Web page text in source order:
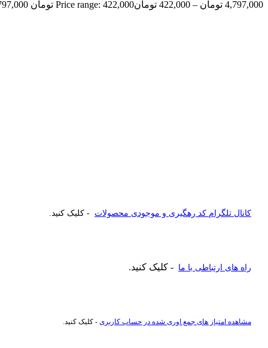
4,797,000 تومان –
422,000 تومانPrice range: 422,000 تومان through 4,797,000 تومان
کانال تلگرام کد رهگیری و موجودی محصولات - کلیک کنید.
راه های ارتباطی با ما - کلیک کنید.
مشاهده امتیاز های جمع اوری شده در حساب کاربری - کلیک کنید.